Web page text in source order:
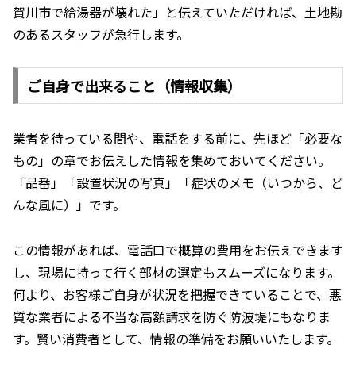
賀川市で給湯器が壊れた」と伝えていただければ、土地勘
のあるスタッフが急行します。
ご自身で出来ること（情報収集）
業者を待っている間や、電話をする前に、先ほど「必要な
もの」の章でお伝えした情報を集めておいてください。
「品番」「設置状況の写真」「症状のメモ（いつから、ど
んな風に）」です。
この情報があれば、電話口で概算の費用をお伝えできます
し、現場に持って行く部材の選定もスムーズになります。
何より、お客様ご自身が状況を把握できていることで、悪
質な業者による不当な高額請求を防ぐ防波堤にもなりま
す。賢い消費者として、情報の準備をお願いいたします。